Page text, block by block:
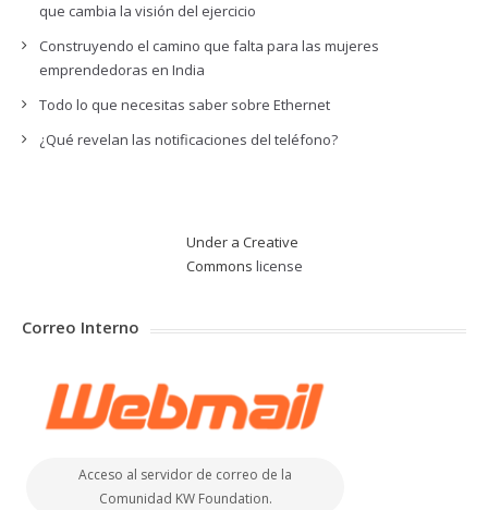
que cambia la visión del ejercicio
Construyendo el camino que falta para las mujeres
emprendedoras en India
Todo lo que necesitas saber sobre Ethernet
¿Qué revelan las notificaciones del teléfono?
Under a Creative
Commons license
Correo Interno
Acceso al servidor de correo de la
Comunidad KW Foundation.